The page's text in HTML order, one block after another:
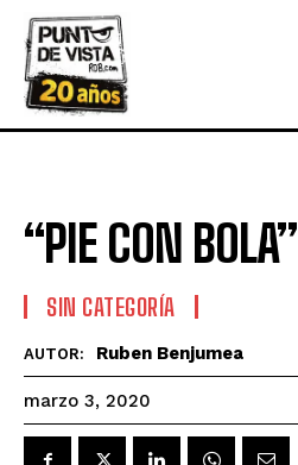
“PIE CON BOLA”
SIN CATEGORÍA
AUTOR: Ruben Benjumea
marzo 3, 2020